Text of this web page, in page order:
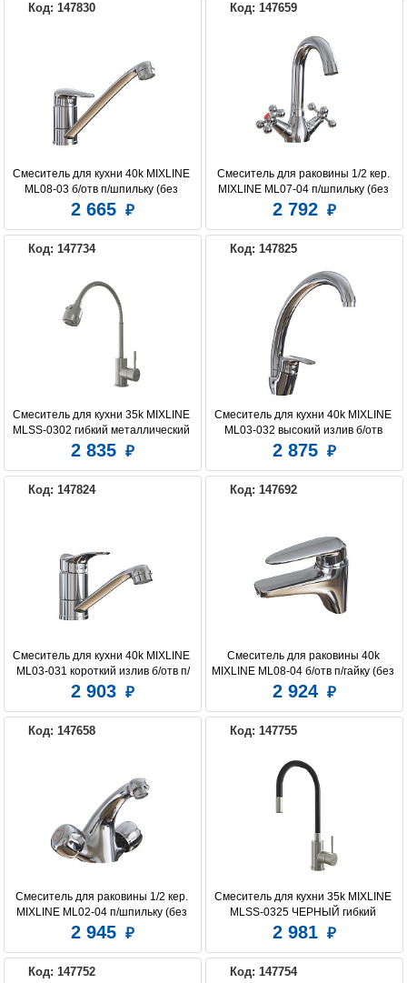
Код: 147830
Смеситель для кухни 40k MIXLINE
ML08-03 б/отв п/шпильку (без
подводки)
2 665
Код: 147659
Смеситель для раковины 1/2 кер.
MIXLINE ML07-04 п/шпильку (без
подводки)
2 792
Код: 147734
Смеситель для кухни 35k MIXLINE
MLSS-0302 гибкий металлический
излив
2 835
Код: 147825
Смеситель для кухни 40k MIXLINE
ML03-032 высокий излив б/отв
боковая п/гайку (без подводки)
2 875
Код: 147824
Смеситель для кухни 40k MIXLINE
ML03-031 короткий излив б/отв п/
гайку (без подводки)
2 903
Код: 147692
Смеситель для раковины 40k
MIXLINE ML08-04 б/отв п/гайку (без
подводки)
2 924
Код: 147658
Смеситель для раковины 1/2 кер.
MIXLINE ML02-04 п/шпильку (без
подводки)
2 945
Код: 147755
Смеситель для кухни 35k MIXLINE
MLSS-0325 ЧЕРНЫЙ гибкий
силиконовый излив
2 981
Код: 147752 Код: 147754